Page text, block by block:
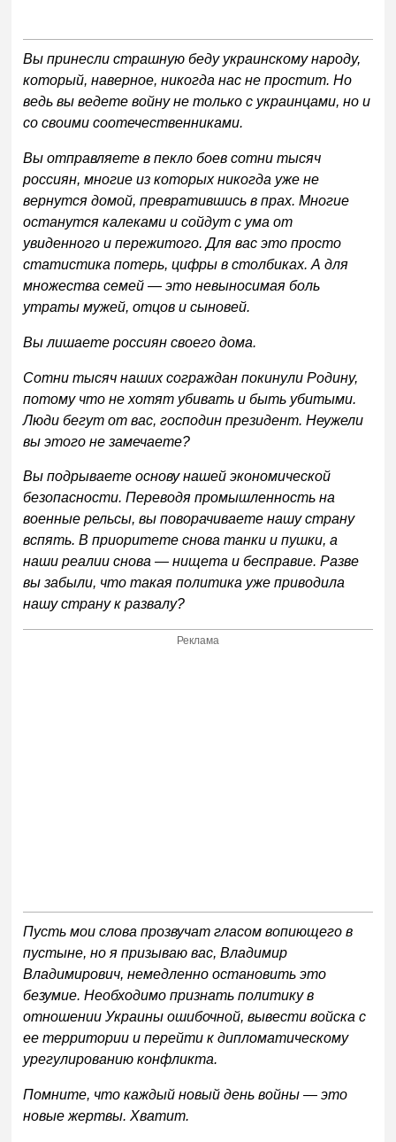
Вы принесли страшную беду украинскому народу,
который, наверное, никогда нас не простит. Но
ведь вы ведете войну не только с украинцами, но и
со своими соотечественниками.
Вы отправляете в пекло боев сотни тысяч
россиян, многие из которых никогда уже не
вернутся домой, превратившись в прах. Многие
останутся калеками и сойдут с ума от
увиденного и пережитого. Для вас это просто
статистика потерь, цифры в столбиках. А для
множества семей — это невыносимая боль
утраты мужей, отцов и сыновей.
Вы лишаете россиян своего дома.
Сотни тысяч наших сограждан покинули Родину,
потому что не хотят убивать и быть убитыми.
Люди бегут от вас, господин президент. Неужели
вы этого не замечаете?
Вы подрываете основу нашей экономической
безопасности. Переводя промышленность на
военные рельсы, вы поворачиваете нашу страну
вспять. В приоритете снова танки и пушки, а
наши реалии снова — нищета и бесправие. Разве
вы забыли, что такая политика уже приводила
нашу страну к развалу?
Реклама
Пусть мои слова прозвучат гласом вопиющего в
пустыне, но я призываю вас, Владимир
Владимирович, немедленно остановить это
безумие. Необходимо признать политику в
отношении Украины ошибочной, вывести войска с
ее территории и перейти к дипломатическому
урегулированию конфликта.
Помните, что каждый новый день войны — это
новые жертвы. Хватит.